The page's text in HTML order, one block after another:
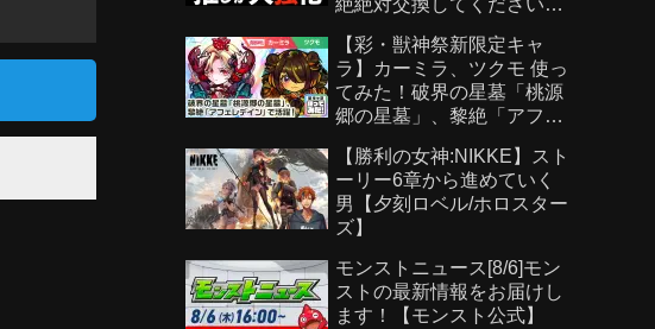
絶絶対交換してください！
【彩・獣神祭新限定キャ
ラ】カーミラ、ツクモ 使っ
てみた！破界の星墓「桃源
郷の星墓」、黎絶「アフェ
ショットスキル、アシスト
スキルに注目！【新キャラ
使ってみた｜モンスト公
式】
【勝利の女神:NIKKE】スト
ーリー6章から進めていく
男【夕刻ロベル/ホロスター
ズ】
モンストニュース[8/6]モン
ストの最新情報をお届けし
ます！【モンスト公式】